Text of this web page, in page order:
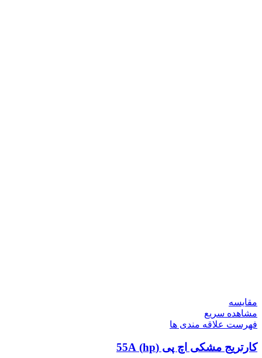
مقایسه
مشاهده سریع
فهرست علاقه مندی ها
کارتریج مشکی اچ پی (hp) 55A